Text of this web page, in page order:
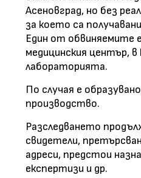
Асеновград, но без
за което са
Един от обвиняемите
медицинския център,
лабораторията.
По случая е
производство.
Разследването
свидетели,
адреси, предстои
експертизи и др.